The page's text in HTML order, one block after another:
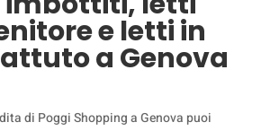
e letti in
a Genova
di Poggi Shopping a Genova puoi